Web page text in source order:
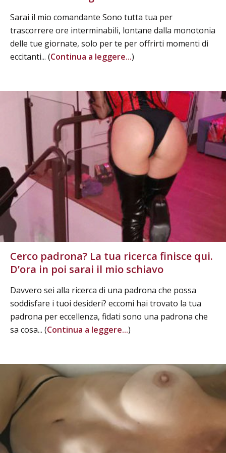
Sarai il mio comandante Sono tutta tua per
trascorrere ore interminabili, lontane dalla monotonia
delle tue giornate, solo per te per offrirti momenti di
eccitanti... (Continua a leggere...)
Cerco padrona? La tua ricerca finisce qui.
D’ora in poi sarai il mio schiavo
Davvero sei alla ricerca di una padrona che possa
soddisfare i tuoi desideri? eccomi hai trovato la tua
padrona per eccellenza, fidati sono una padrona che
sa cosa... (Continua a leggere...)